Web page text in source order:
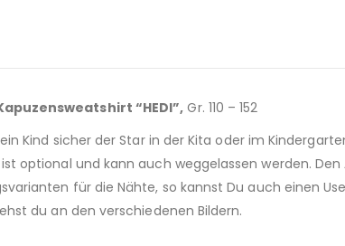
“HEDI”, Gr. 110 – 152
Kind sicher der Star in der Kita oder im
optional und kann auch weggelassen werden.
für die Nähte, so kannst Du auch einen
du an den verschiedenen Bildern.